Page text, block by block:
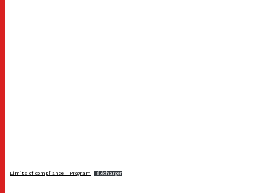
Limits of compliance _ Program Télécharger